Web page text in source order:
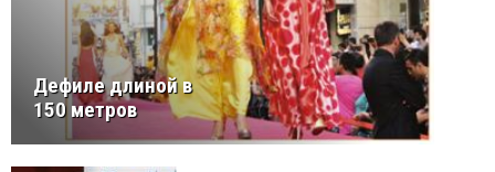
Дефиле длиной в
150 метров